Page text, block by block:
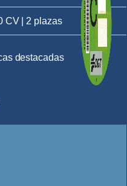
CV | 2 plazas
destacadas